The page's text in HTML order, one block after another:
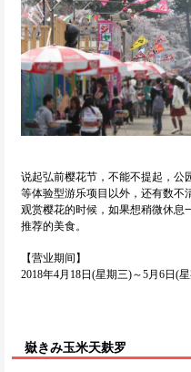
说起弘前樱花节，不能不提起，公
等体验型游乐项目以外，还有数不
观赏樱花的时候，如果想稍微休息
推荐的美食。
【营业期间】
2018年4月18日(星期三)～5月6日(
嶽きみ玉米天麸罗